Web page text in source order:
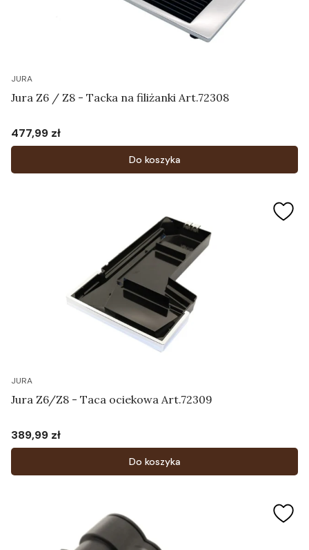
JURA
Jura Z6 / Z8 - Tacka na filiżanki Art.72308
Cena
477,99 zł
Do koszyka
JURA
Jura Z6/Z8 - Taca ociekowa Art.72309
Cena
389,99 zł
Do koszyka